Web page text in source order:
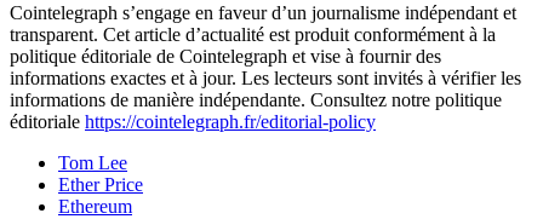
Cointelegraph s’engage en faveur d’un journalisme indépendant et
transparent. Cet article d’actualité est produit conformément à la
politique éditoriale de Cointelegraph et vise à fournir des
informations exactes et à jour. Les lecteurs sont invités à vérifier les
informations de manière indépendante. Consultez notre politique
éditoriale https://cointelegraph.fr/editorial-policy
Tom Lee
Ether Price
Ethereum